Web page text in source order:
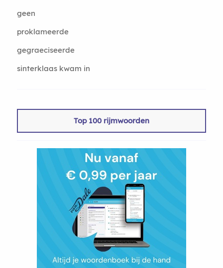
geen
proklameerde
gegraeciseerde
sinterklaas kwam in
Top 100 rijmwoorden